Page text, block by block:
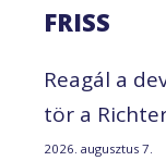
FRISS
Reagál a
tör a
2026. augusztus 7.